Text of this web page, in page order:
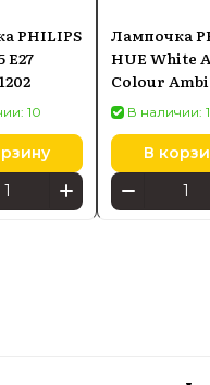
PHILIPS
E27
10
Лампочка
HUE White
Colour
A60 E27 1600
В наличии:
В